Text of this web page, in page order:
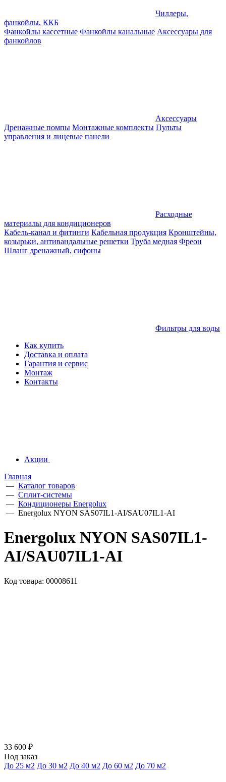
Чиллеры,
фанкойлы, ККБ
Фанкойлы кассетные Фанкойлы канальные Аксессуары для
фанкойлов
Аксессуары
Дренажные помпы Монтажные комплекты Пульты
управления и лицевые панели
Расходные
материалы для кондиционеров
Кабель-канал и фитинги Кабельная продукция Кронштейны,
козырьки, антивандальные решетки Труба медная Фреон
Шланг дренажный, сифоны
Фильтры для воды
Как купить
Доставка и оплата
Гарантия и сервис
Монтаж
Контакты
Акции
Главная
— Каталог товаров
— Сплит-системы
— Кондиционеры Energolux
— Energolux NYON SAS07IL1-AI/SAU07IL1-AI
Energolux NYON SAS07IL1-
AI/SAU07IL1-AI
Код товара: 00008611
33 600 ₽
Под заказ
До 25 м2 До 30 м2 До 40 м2 До 60 м2 До 70 м2